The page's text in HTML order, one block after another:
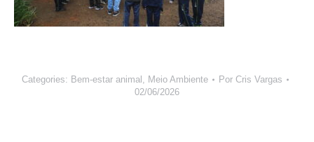
Categories: Bem-estar animal , Meio Ambiente Por Cris Vargas
02/06/2026